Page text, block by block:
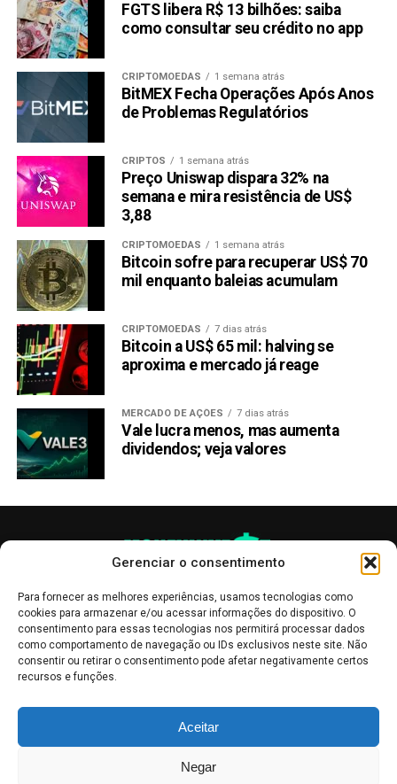
Gerenciar o consentimento
Para fornecer as melhores experiências, usamos tecnologias como
cookies para armazenar e/ou acessar informações do dispositivo. O
consentimento para essas tecnologias nos permitirá processar dados
como comportamento de navegação ou IDs exclusivos neste site. Não
consentir ou retirar o consentimento pode afetar negativamente certos
recursos e funções.
Aceitar
Negar
FGTS libera R$ 13 bilhões: saiba
como consultar seu crédito no app
CRIPTOMOEDAS 1 semana atrás
BitMEX Fecha Operações Após Anos
de Problemas Regulatórios
CRIPTOS 1 semana atrás
Preço Uniswap dispara 32% na
semana e mira resistência de US$
3,88
CRIPTOMOEDAS 1 semana atrás
Bitcoin sofre para recuperar US$ 70
mil enquanto baleias acumulam
CRIPTOMOEDAS 7 dias atrás
Bitcoin a US$ 65 mil: halving se
aproxima e mercado já reage
MERCADO DE AÇÕES 7 dias atrás
Vale lucra menos, mas aumenta
dividendos; veja valores
informativo, servindo como boletins de divulgação, e não devem ser
interpretadas como recomendações de investimento.Leia mais
Bolsa de Valores